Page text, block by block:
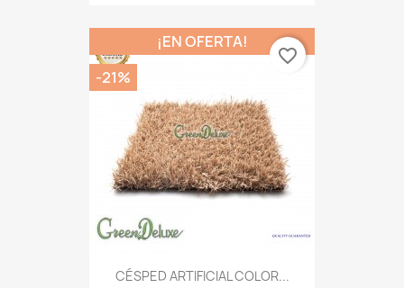
CÉSPED ARTIFICIAL COLOR...
¡EN OFERTA!
-21%
favorite_border